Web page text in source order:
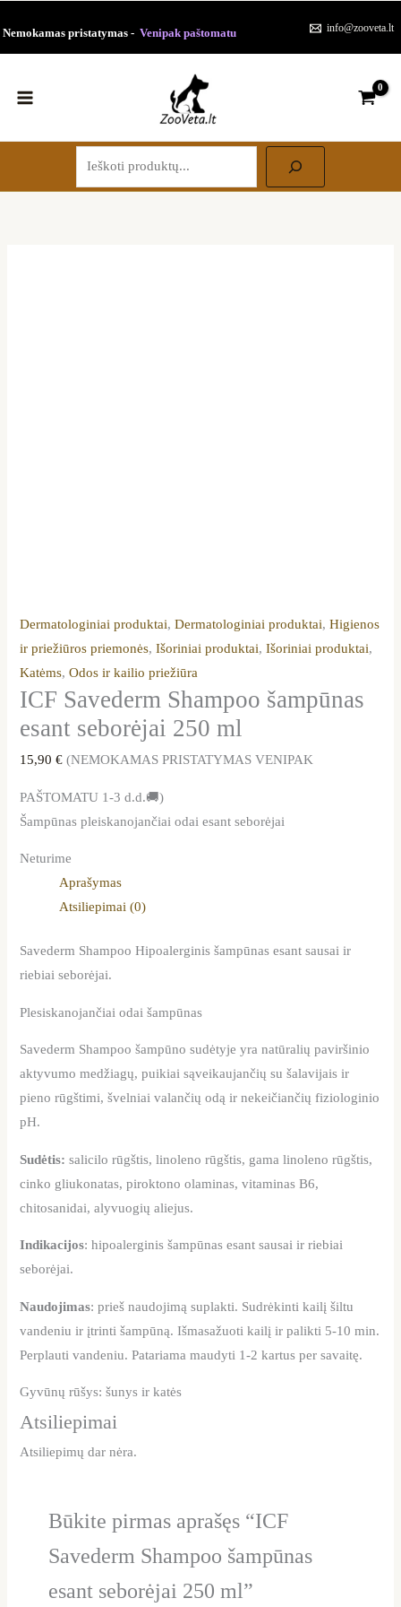
prie
Nemokamas pristatymas - Venipak paštomatu info@zooveta.lt
Dermatologiniai produktai,Dermatologiniai produktai,Higienos
ir priežiūros priemonės,Išoriniai produktai,Išoriniai produktai,
Katėms,Odos ir kailio priežiūra
ICF Savederm Shampoo šampūnas
esant seborėjai 250 ml
15,90€ (NEMOKAMAS PRISTATYMAS VENIPAK
PAŠTOMATU 1-3 d.d.🚚)
Šampūnas pleiskanojančiai odai esant seborėjai
Neturime
Aprašymas
Atsiliepimai (0)
Savederm Shampoo Hipoalerginis šampūnas esant sausai ir
riebiai seborėjai.
Plesiskanojančiai odai šampūnas
Savederm Shampoo šampūno sudėtyje yra natūralių paviršinio
aktyvumo medžiagų, puikiai sąveikaujančių su šalavijais ir
pieno rūgštimi, švelniai valančių odą ir nekeičiančių fiziologinio
pH.
Sudėtis: salicilo rūgštis, linoleno rūgštis, gama linoleno rūgštis,
cinko gliukonatas, piroktono olaminas, vitaminas B6,
chitosanidai, alyvuogių aliejus.
Indikacijos: hipoalerginis šampūnas esant sausai ir riebiai
seborėjai.
Naudojimas: prieš naudojimą suplakti. Sudrėkinti kailį šiltu
vandeniu ir įtrinti šampūną. Išmasažuoti kailį ir palikti 5-10 min.
Perplauti vandeniu. Patariama maudyti 1-2 kartus per savaitę.
Gyvūnų rūšys: šunys ir katės
Atsiliepimai
Atsiliepimų dar nėra.
Būkite pirmas aprašęs “ICF
Savederm Shampoo šampūnas
esant seborėjai 250 ml”